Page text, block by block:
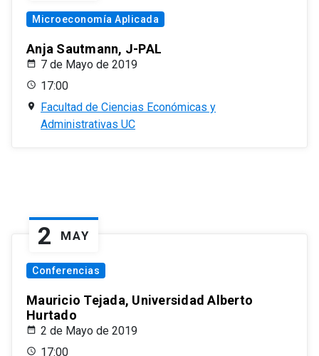
Microeconomía Aplicada
Anja Sautmann, J-PAL
7 de Mayo de 2019
17:00
Facultad de Ciencias Económicas y
Administrativas UC
2 MAY
Conferencias
Mauricio Tejada, Universidad Alberto
Hurtado
2 de Mayo de 2019
17:00